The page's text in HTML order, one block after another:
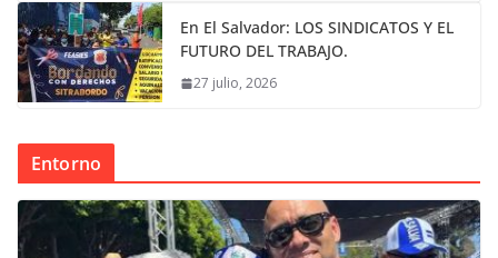
En El Salvador: LOS SINDICATOS Y EL
FUTURO DEL TRABAJO.
27 julio, 2026
Entorno